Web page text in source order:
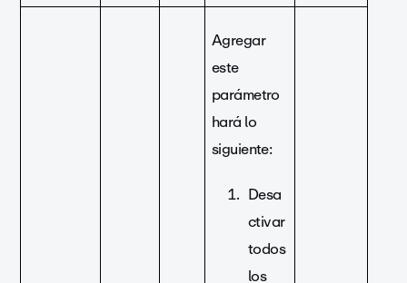
Agregar
este
parámetro
hará lo
siguiente:
Desa
ctivar
todos
los